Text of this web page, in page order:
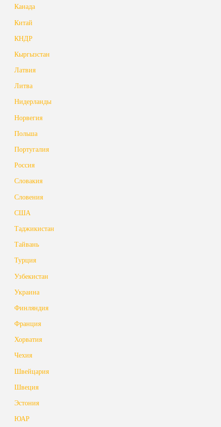
Канада
Китай
КНДР
Кыргызстан
Латвия
Литва
Нидерланды
Норвегия
Польша
Португалия
Россия
Словакия
Словения
США
Таджикистан
Тайвань
Турция
Узбекистан
Украина
Финляндия
Франция
Хорватия
Чехия
Швейцария
Швеция
Эстония
ЮАР